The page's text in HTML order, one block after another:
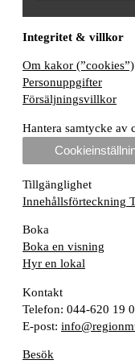
Integritet & villkor
Om kakor (”cookies”)
Personuppgifter
Försäljningsvillkor
Hantera samtycke av
Tillgänglighet
Innehållsförteckning
Boka
Boka en visning
Hyr en lokal
Kontakt
Telefon: 044-620 19
E-post:
Besök